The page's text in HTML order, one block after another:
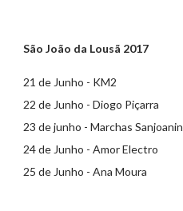
São João da Lousã 2017
21 de Junho - KM2
22 de Junho - Diogo Piçarra
23 de junho - Marchas
24 de Junho - Amor Electro
25 de Junho - Ana Moura